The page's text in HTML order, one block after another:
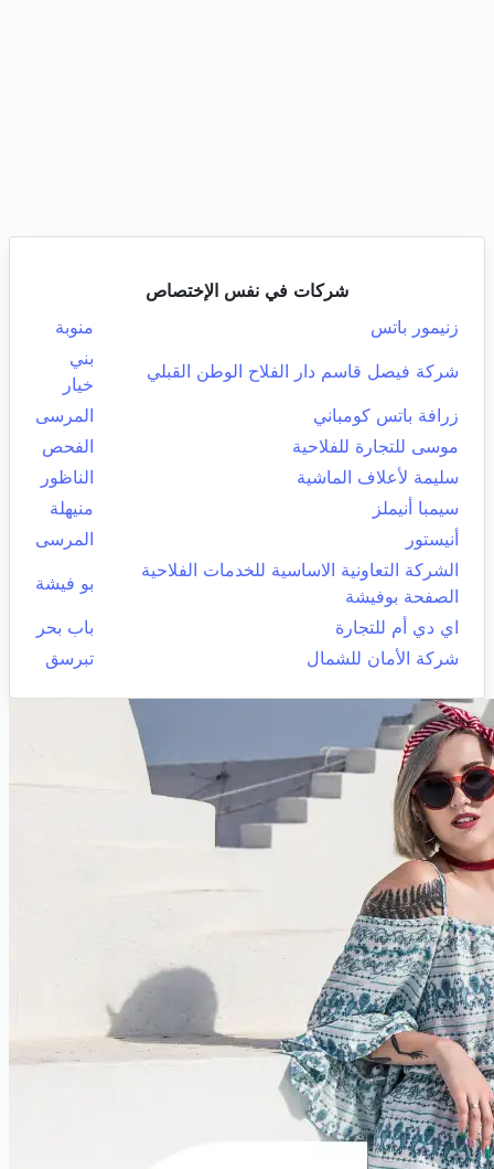
شركات في نفس الإختصاص
زنيمور باتس
منوبة
شركة فيصل قاسم دار الفلاح الوطن القبلي
بني
خيار
زرافة باتس كومباني
المرسى
موسى للتجارة للفلاحية
الفحص
سليمة لأعلاف الماشية
الناظور
سيمبا أنيملز
منيهلة
أنيستور
المرسى
الشركة التعاونية الاساسية للخدمات الفلاحية
الصفحة بوفيشة
بو فيشة
اي دي أم للتجارة
باب بحر
شركة الأمان للشمال
تبرسق